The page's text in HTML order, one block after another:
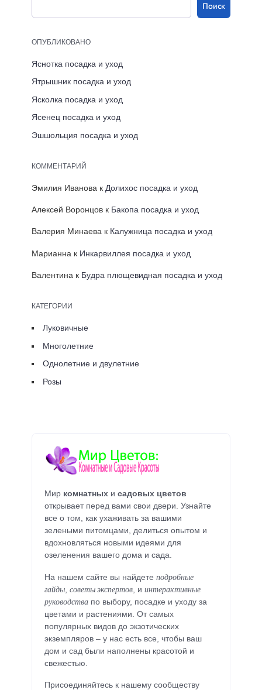
Поиск
ОПУБЛИКОВАНО
Яснотка посадка и уход
Ятрышник посадка и уход
Ясколка посадка и уход
Ясенец посадка и уход
Эшшольция посадка и уход
КОММЕНТАРИЙ
Эмилия Иванова к Долихос посадка и уход
Алексей Воронцов к Бакопа посадка и уход
Валерия Минаева к Калужница посадка и уход
Марианна к Инкарвиллея посадка и уход
Валентина к Будра плющевидная посадка и уход
КАТЕГОРИИ
Луковичные
Многолетние
Однолетние и двулетние
Розы
Мир комнатных и садовых цветов
открывает перед вами свои двери. Узнайте
все о том, как ухаживать за вашими
зелеными питомцами, делиться опытом и
вдохновляться новыми идеями для
озеленения вашего дома и сада.
На нашем сайте вы найдете подробные
гайды советы экспертов , и интерактивные
руководства по выбору, посадке и уходу за
цветами и растениями. От самых
популярных видов до экзотических
экземпляров – у нас есть все, чтобы ваш
дом и сад были наполнены красотой и
свежестью.
Присоединяйтесь к нашему сообществу